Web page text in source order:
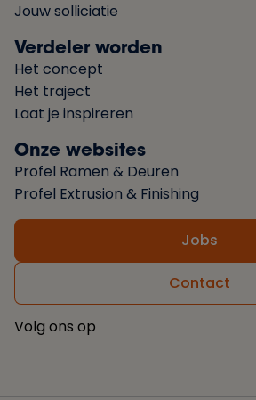
Jouw solliciatie
Verdeler worden
Het concept
Het traject
Laat je inspireren
Onze websites
Profel Ramen & Deuren
Profel Extrusion & Finishing
Jobs
Contact
Volg ons op